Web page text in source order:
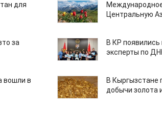
для
Центральную
за
В КР
эксперты по
вошли в
В Кыргызстане
добычи золота